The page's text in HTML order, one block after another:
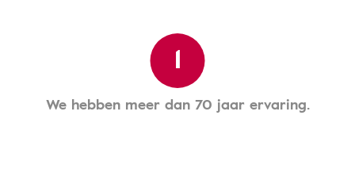
1
We hebben meer dan 70 jaar ervaring.